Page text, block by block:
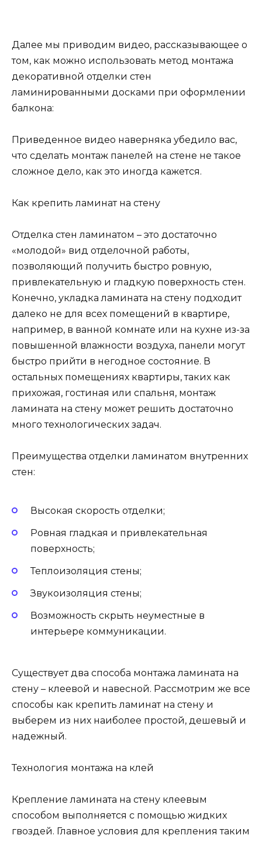
Далее мы приводим видео, рассказывающее о
том, как можно использовать метод монтажа
декоративной отделки стен
ламинированными досками при оформлении
балкона:
Приведенное видео наверняка убедило вас,
что сделать монтаж панелей на стене не такое
сложное дело, как это иногда кажется.
Как крепить ламинат на стену
Отделка стен ламинатом – это достаточно
«молодой» вид отделочной работы,
позволяющий получить быстро ровную,
привлекательную и гладкую поверхность стен.
Конечно, укладка ламината на стену подходит
далеко не для всех помещений в квартире,
например, в ванной комнате или на кухне из-за
повышенной влажности воздуха, панели могут
быстро прийти в негодное состояние. В
остальных помещениях квартиры, таких как
прихожая, гостиная или спальня, монтаж
ламината на стену может решить достаточно
много технологических задач.
Преимущества отделки ламинатом внутренних
стен:
Высокая скорость отделки;
Ровная гладкая и привлекательная
поверхность;
Теплоизоляция стены;
Звукоизоляция стены;
Возможность скрыть неуместные в
интерьере коммуникации.
Существует два способа монтажа ламината на
стену – клеевой и навесной. Рассмотрим же все
способы как крепить ламинат на стену и
выберем из них наиболее простой, дешевый и
надежный.
Технология монтажа на клей
Крепление ламината на стену клеевым
способом выполняется с помощью жидких
гвоздей. Главное условия для крепления таким